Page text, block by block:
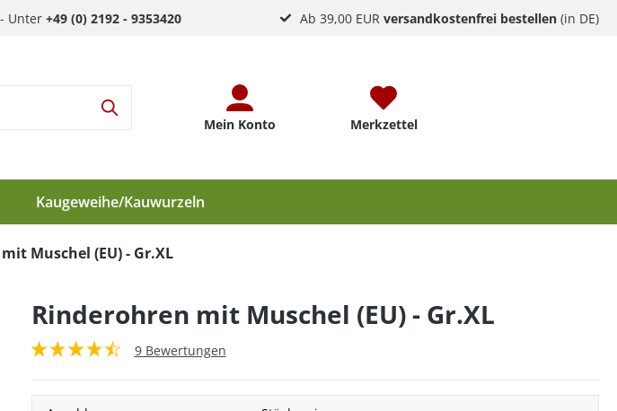
Unter +49 (0) 2192 - 9353420 Ab 39,00 EURversandkostenfrei bestellen (in DE)
Mein Konto Merkzettel
Kaugeweihe/Kauwurzeln
Muschel (EU) - Gr.XL
Rinderohren mit Muschel (EU) - Gr.XL
9 Bewertungen